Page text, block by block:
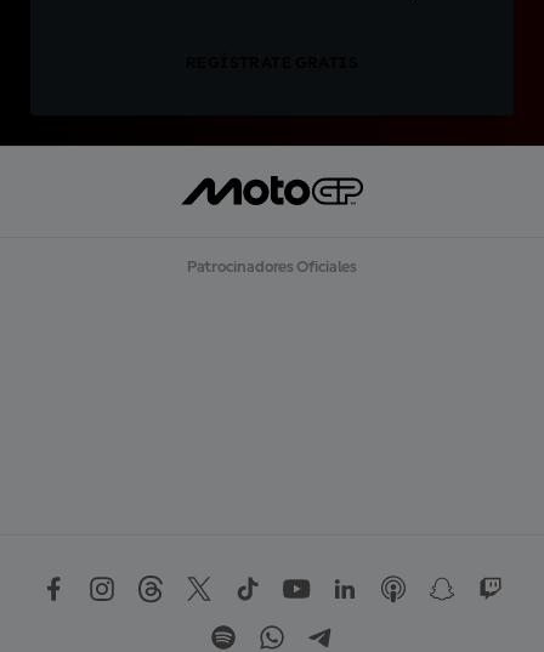
Patrocinadores Oficiales